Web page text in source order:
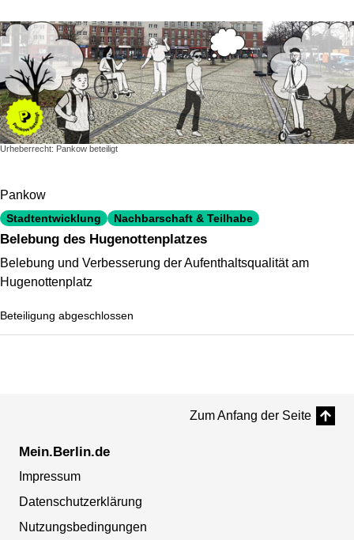
1 Projekt wird angezeigt
Urheberrecht: Pankow beteiligt
Pankow
Stadtentwicklung Nachbarschaft & Teilhabe
Belebung des Hugenottenplatzes
Belebung und Verbesserung der Aufenthaltsqualität am
Hugenottenplatz
Beteiligung abgeschlossen
Zum Anfang der Seite
Mein.Berlin.de
Impressum
Datenschutzerklärung
Nutzungsbedingungen